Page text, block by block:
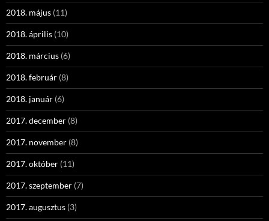
2018. május (11)
2018. április (10)
2018. március (6)
2018. február (8)
2018. január (6)
2017. december (8)
2017. november (8)
2017. október (11)
2017. szeptember (7)
2017. augusztus (3)